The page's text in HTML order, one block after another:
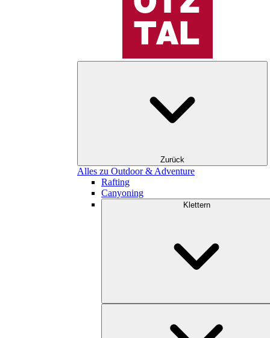
Zurück
Alles zu Outdoor & Adventure
Rafting
Canyoning
Klettern